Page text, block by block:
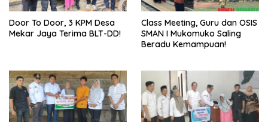
Door To Door, 3 KPM Desa
Mekar Jaya Terima BLT-DD!
Class Meeting, Guru dan OSIS
SMAN I Mukomuko Saling
Beradu Kemampuan!